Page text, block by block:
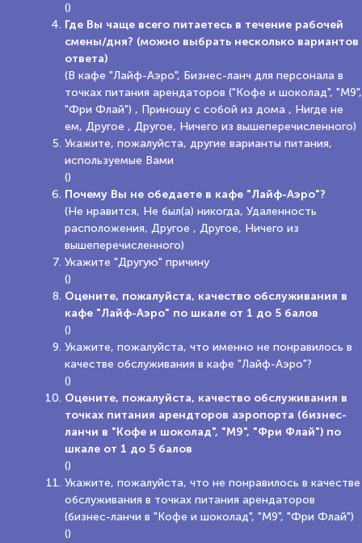
()
Где Вы чаще всего питаетесь в течение рабочей
смены/дня? (можно выбрать несколько вариантов
ответа)
(В кафе "Лайф-Аэро", Бизнес-ланч для персонала в
точках питания арендаторов ("Кофе и шоколад", "М9",
"Фри Флай") , Приношу с собой из дома , Нигде не
ем, Другое , Другое, Ничего из вышеперечисленного)
Укажите, пожалуйста, другие варианты питания,
используемые Вами
()
Почему Вы не обедаете в кафе "Лайф-Аэро"?
(Не нравится, Не был(а) никогда, Удаленность
расположения, Другое , Другое, Ничего из
вышеперечисленного)
Укажите "Другую" причину
()
Оцените, пожалуйста, качество обслуживания в
кафе "Лайф-Аэро" по шкале от 1 до 5 балов
()
Укажите, пожалуйста, что именно не понравилось в
качестве обслуживания в кафе "Лайф-Аэро"?
()
Оцените, пожалуйста, качество обслуживания в
точках питания арендторов аэропорта (бизнес-
ланчи в "Кофе и шоколад", "М9", "Фри Флай") по
шкале от 1 до 5 балов
()
Укажите, пожалуйста, что не понравилось в качестве
обслуживания в точках питания арендаторов
(бизнес-ланчи в "Кофе и шоколад", "М9", "Фри Флай")
()